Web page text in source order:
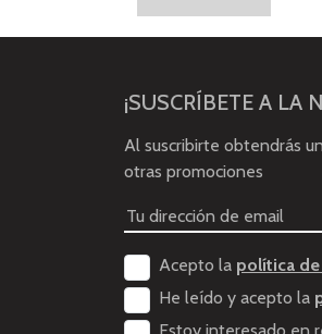
¡SUSCRÍBETE A LA
Al suscribirte obtendrás
otras promociones
Acepto la política
He leído y acepto la